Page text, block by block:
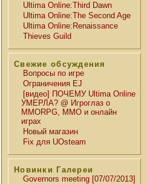
Ultima Online:Third Dawn
Ultima Online:The Second Age
Ultima Online:Renaissance
Thieves Guild
Свежие обсуждения
Вопросы по игре
Ограничения EJ
[видео] ПОЧЕМУ Ultima Online
УМЕРЛА? @ Игроглаз о
MMORPG, MMO и онлайн
играх
Новый магазин
Fix для UOsteam
Новинки Галереи
Governors meeting [07/07/2013]